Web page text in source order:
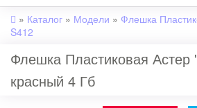
» Каталог » Модели » Флешка
S412
Флешка Пластиковая Астер
красный 4 Гб